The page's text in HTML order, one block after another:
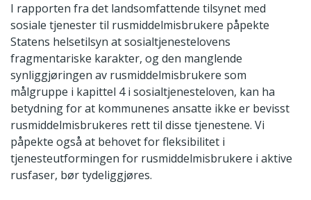
I rapporten fra det landsomfattende tilsynet med
sosiale tjenester til rusmiddelmisbrukere påpekte
Statens helsetilsyn at sosialtjenestelovens
fragmentariske karakter, og den manglende
synliggjøringen av rusmiddelmisbrukere som
målgruppe i kapittel 4 i sosialtjenesteloven, kan ha
betydning for at kommunenes ansatte ikke er bevisst
rusmiddelmisbrukeres rett til disse tjenestene. Vi
påpekte også at behovet for fleksibilitet i
tjenesteutformingen for rusmiddelmisbrukere i aktive
rusfaser, bør tydeliggjøres.